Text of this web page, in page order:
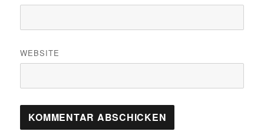
WEBSITE